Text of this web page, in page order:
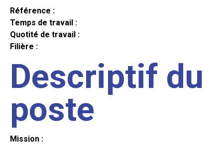
Référence :
Temps de travail :
Quotité de travail :
Filière :
Descriptif du
poste
Mission :